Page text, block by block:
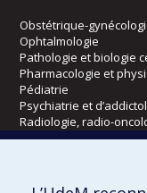
Obstétrique-
Ophtalmologie
Pathologie et biologie
Pharmacologie et
Pédiatrie
Psychiatrie et
Radiologie, radio-